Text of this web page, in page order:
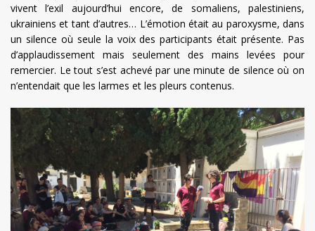
vivent l’exil aujourd’hui encore, de somaliens, palestiniens,
ukrainiens et tant d’autres… L’émotion était au paroxysme, dans
un silence où seule la voix des participants était présente. Pas
d’applaudissement mais seulement des mains levées pour
remercier. Le tout s’est achevé par une minute de silence où on
n’entendait que les larmes et les pleurs contenus.